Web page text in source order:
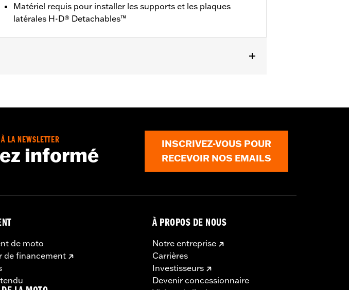
Matériel requis pour installer les supports et les plaques
latérales H-D® Detachables™
ou support de Tour-Pak solo amovible P/N 53655-04A avec
montage nécessaire
LA NEWSLETTER
informé
INSCRIVEZ-VOUS POUR
RECEVOIR NOS EMAILS
de moto
de financement
À PROPOS DE NOUS
Notre entreprise
Carrières
Investisseurs
Devenir concessionnaire